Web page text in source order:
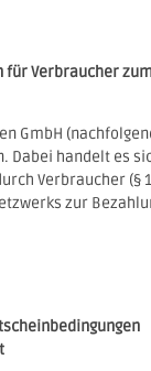
Verbraucher
GmbH
Dabei handelt es
Verbraucher (§
zur